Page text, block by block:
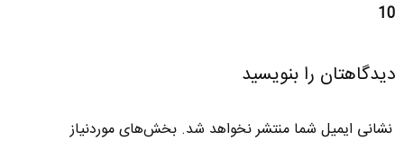
10
دیدگاهتان را بنویسید
نشانی ایمیل شما منتشر نخواهد شد. بخش‌های موردنیاز